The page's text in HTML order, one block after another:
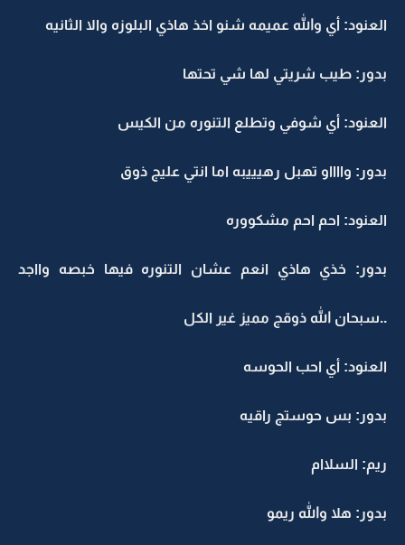
العنود: أي والله عميمه شنو اخذ هاذي البلوزه والا الثانيه
بدور: طيب شريتي لها شي تحتها
العنود: أي شوفي وتطلع التنوره من الكيس
بدور: وااااو تهبل رهيييبه اما انتي عليج ذوق
العنود: احم احم مشكووره
بدور: خذي هاذي انعم عشان التنوره فيها خبصه وااجد
..سبحان الله ذوقج مميز غير الكل
العنود: أي احب الحوسه
بدور: بس حوستج راقيه
ريم: السلاام
بدور: هلا والله ريمو